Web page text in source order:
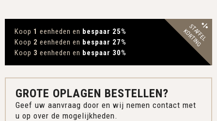
Koop 1 eenheden en bespaar 25%
Koop 2 eenheden en bespaar 27%
Koop 3 eenheden en bespaar 30%
STAFFEL
KORTING
GROTE OPLAGEN BESTELLEN?
Geef uw aanvraag door en wij nemen contact met
u op over de mogelijkheden.